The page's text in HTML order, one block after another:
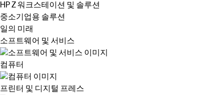
HP Z 워크스테이션 및 솔루션
중소기업용 솔루션
일의 미래
소프트웨어 및 서비스
컴퓨터
프린터 및 디지털 프레스